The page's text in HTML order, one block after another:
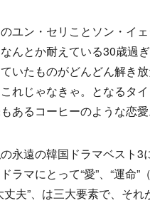
ユン・セリことソン・イ
んとか耐えている30歳過
いたものがどんどん解き放
れじゃなきゃ。となるタ
あるコーヒーのような恋愛
永遠の韓国ドラマベスト3
ラマにとって“愛”、“運命
丈夫”、は三大要素で、そ